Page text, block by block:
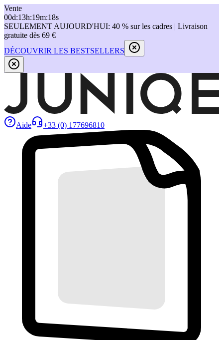
Vente
00d:13h:19m:18s
SEULEMENT AUJOURD'HUI: 40 % sur les cadres | Livraison
gratuite dès 69 €
DÉCOUVRIR LES BESTSELLERS
Aide +33 (0) 177696810